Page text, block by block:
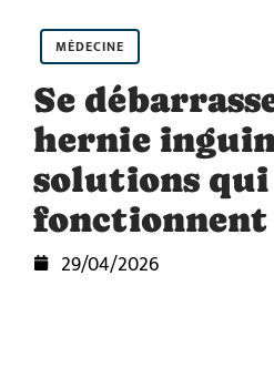
MÉDECINE
Se
hernie
solutions qui
fonctionnent
29/04/2026